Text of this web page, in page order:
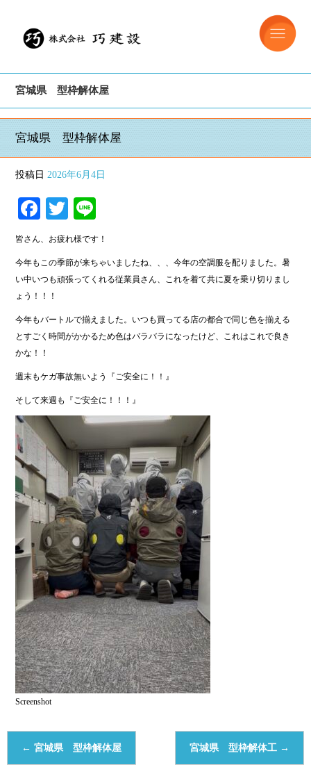
宮城県 型枠解体屋
宮城県 型枠解体屋
投稿日 2026年6月4日
Facebook
Twitter
皆さん、お疲れ様です！
今年もこの季節が来ちゃいましたね、、、今年の空調服を配りました。暑
い中いつも頑張ってくれる従業員さん、これを着て共に夏を乗り切りまし
ょう！！！
今年もバートルで揃えました。いつも買ってる店の都合で同じ色を揃える
とすごく時間がかかるため色はバラバラになったけど、これはこれで良き
かな！！
週末もケガ事故無いよう『ご安全に！！』
そして来週も『ご安全に！！！』
Screenshot
← 宮城県 型枠解体屋 宮城県 型枠解体工 →